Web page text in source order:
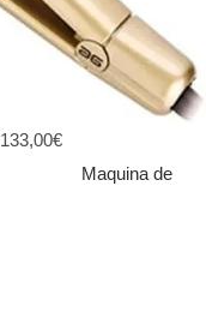
133,00€
Maquina de